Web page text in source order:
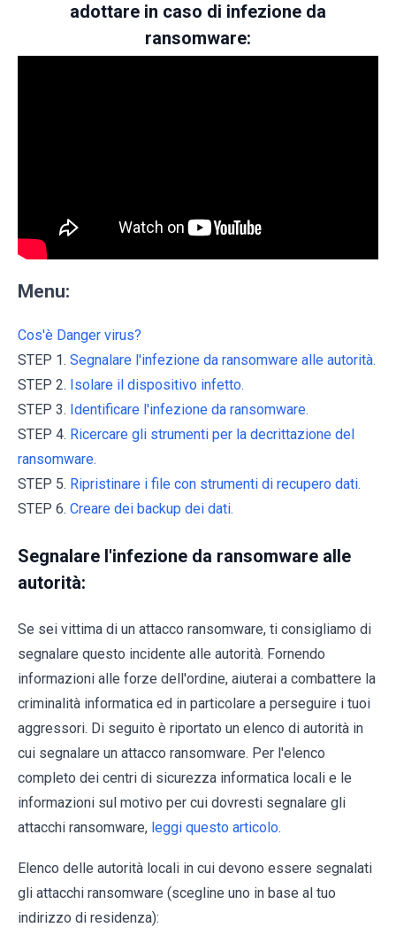
adottare in caso di infezione da
ransomware:
Menu:
Cos'è Danger virus?
STEP 1. Segnalare l'infezione da ransomware alle autorità.
STEP 2. Isolare il dispositivo infetto.
STEP 3. Identificare l'infezione da ransomware.
STEP 4. Ricercare gli strumenti per la decrittazione del
ransomware.
STEP 5. Ripristinare i file con strumenti di recupero dati.
STEP 6. Creare dei backup dei dati.
Segnalare l'infezione da ransomware alle
autorità:
Se sei vittima di un attacco ransomware, ti consigliamo di
segnalare questo incidente alle autorità. Fornendo
informazioni alle forze dell'ordine, aiuterai a combattere la
criminalità informatica ed in particolare a perseguire i tuoi
aggressori. Di seguito è riportato un elenco di autorità in
cui segnalare un attacco ransomware. Per l'elenco
completo dei centri di sicurezza informatica locali e le
informazioni sul motivo per cui dovresti segnalare gli
attacchi ransomware, leggi questo articolo.
Elenco delle autorità locali in cui devono essere segnalati
gli attacchi ransomware (scegline uno in base al tuo
indirizzo di residenza):